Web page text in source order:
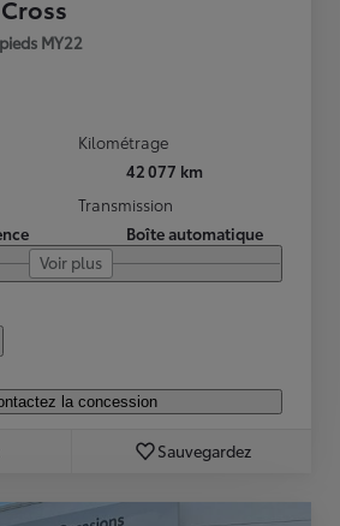
MY22
Kilométrage
42 077 km
Transmission
Boîte automatique
Voir plus
la concession
Sauvegardez